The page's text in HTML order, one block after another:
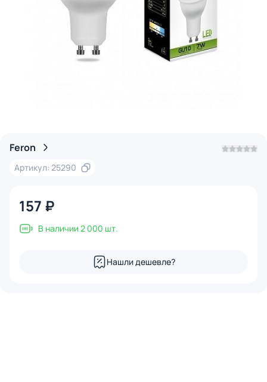
Feron
Артикул: 25290
157 ₽
В наличии 2 000 шт.
Нашли дешевле?